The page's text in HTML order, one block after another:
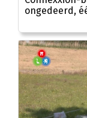
ongedeerd,